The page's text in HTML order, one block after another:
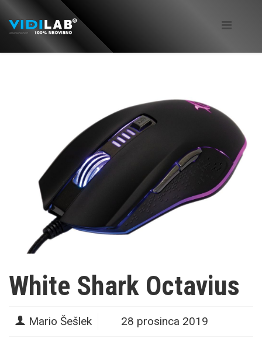
White Shark Octavius
Mario Šešlek 28 prosinca 2019